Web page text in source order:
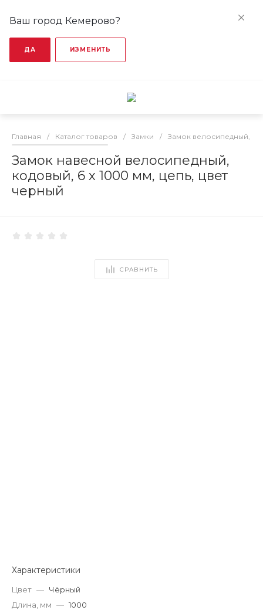
Ваш город Кемерово?
ДА ИЗМЕНИТЬ
Главная / Каталог товаров / Замки / Замок велосипедный,
Замок навесной велосипедный,
кодовый, 6 х 1000 мм, цепь, цвет
черный
СРАВНИТЬ
Характеристики
Цвет — Чёрный
Длина, мм — 1000